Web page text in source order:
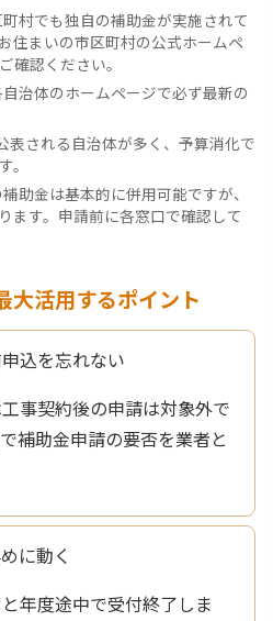
村でも独自の補助金が実施されて
住まいの市区町村の公式ホームペ
確認ください。
治体のホームページで必ず最新の
表される自治体が多く、予算消化で
。
助金は基本的に併用可能ですが、
ます。申請前に各窓口で確認して
大活用するポイント
込を忘れない
事契約後の申請は対象外で
補助金申請の要否を業者と
に動く
年度途中で受付終了しま